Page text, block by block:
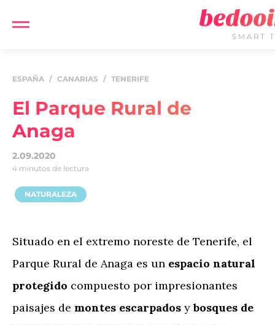
ESPAÑA / CANARIAS / TENERIFE
El Parque Rural de
Anaga
2.09.2020
4 minutos de lectura
NATURALEZA
Situado en el extremo noreste de Tenerife, el
Parque Rural de Anaga es un espacio natural
protegido compuesto por impresionantes
paisajes de montes escarpados ybosques de